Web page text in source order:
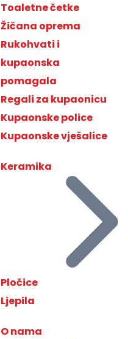
Toaletne četke
Žičana oprema
Rukohvati i
kupaonska
pomagala
Regali za kupaonicu
Kupaonske police
Kupaonske vješalice
Keramika
Pločice
Ljepila
O nama